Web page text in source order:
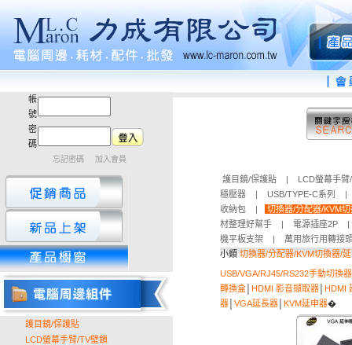
帳
號
密
碼
忘記密碼 加入會員
護目鏡/保護貼
LCD螢幕手臂/TV壁鎖
護目鏡/保護貼 |
LCD螢幕手
穩壓器
| USB/TYPE-C系列
收納包
|
切換器/分配器/KVM
材整理好幫手
| 電源插座2P
機平板支架
|
萬用旅行用轉接
小類 切換器/分配器/KVM切換器/
USB/VGA/RJ45/RS232手動切換器
轉換盒 HDMI 影音擷取器 HDMI
器 VGA延長器 KVM延申器�